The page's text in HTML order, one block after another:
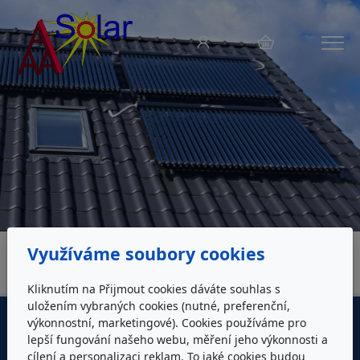
Menu
Úvodní stránka Produkty
Využíváme soubory cookies
Kliknutím na Přijmout cookies dáváte souhlas s
uložením vybraných cookies (nutné, preferenční,
výkonnostní, marketingové). Cookies používáme pro
lepší fungování našeho webu, měření jeho výkonnosti a
cílení a personalizaci reklam. To jaké cookies budou